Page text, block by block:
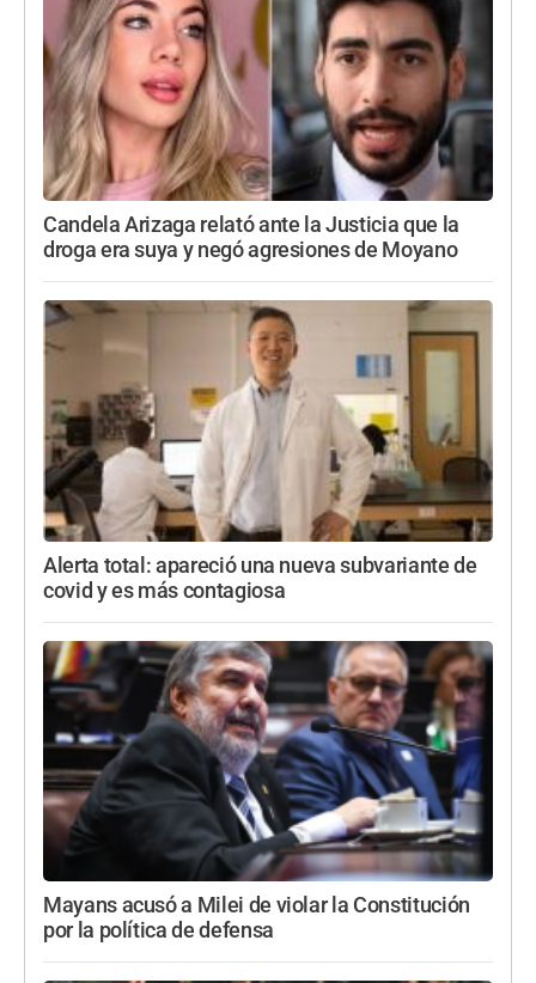
Candela Arizaga relató ante la Justicia que la
droga era suya y negó agresiones de Moyano
Alerta total: apareció una nueva subvariante de
covid y es más contagiosa
Mayans acusó a Milei de violar la Constitución
por la política de defensa